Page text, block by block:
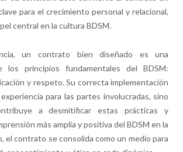
para el crecimiento personal y relacional,
central en la cultura BDSM.
un contrato bien diseñado es una
los principios fundamentales del BDSM:
y respeto. Su correcta implementación
para las partes involucradas, sino
a desmitificar estas prácticas y
más amplia y positiva del BDSM en la
el contrato se consolida como un medio para